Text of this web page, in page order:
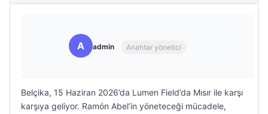
A admin Anahtar yönetici
Belçika, 15 Haziran 2026’da Lumen Field’da Mısır ile karşı
karşıya geliyor. Ramón Abel’in yöneteceği mücadele,